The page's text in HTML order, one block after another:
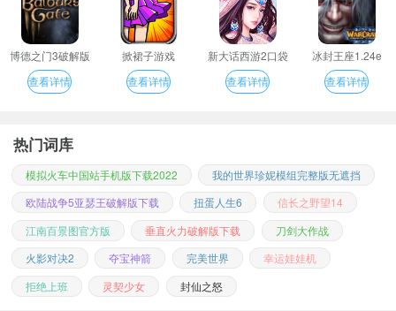
博德之门3破解版
查看详情
掀裙子游戏
查看详情
新大话西游2口袋
版
查看详情
冰封王座1.24e
查看详情
热门词库
模拟火车中国站手机版下载2022
我的世界珍妮模组完整版无遮挡
欧陆战争5亚瑟王破解版下载
扭蛋人生6
信长之野望14
江南百景图官方版
垂直火力破解版下载
刀剑大作战
火影对决2
夺宝神箭 完美世界
幸运娃娃机
拒绝上班
灵契少女 封仙之怒